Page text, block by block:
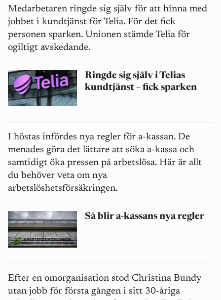
Medarbetaren ringde sig själv för att hinna med
jobbet i kundtjänst för Telia. För det fick
personen sparken. Unionen stämde Telia för
ogiltigt avskedande.
Ringde sig själv i Telias
kundtjänst – fick sparken
I höstas infördes nya regler för a-kassan. De
menades göra det lättare att söka a-kassa och
samtidigt öka pressen på arbetslösa. Här är allt
du behöver veta om nya
arbetslöshetsförsäkringen.
Så blir a-kassans nya regler
Efter en omorganisation stod Christina Bundy
utan jobb för första gången i sitt 30-åriga